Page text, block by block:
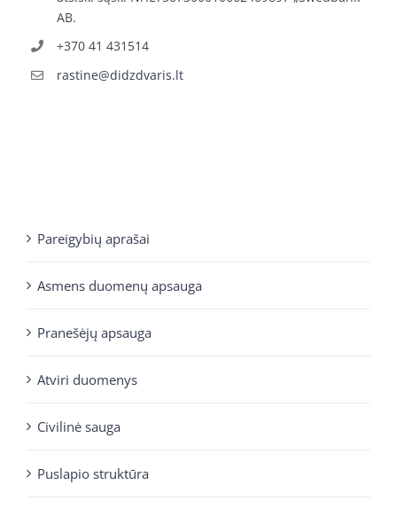
AB.
+370 41 431514
rastine@didzdvaris.lt
Pareigybių aprašai
Asmens duomenų apsauga
Pranešėjų apsauga
Atviri duomenys
Civilinė sauga
Puslapio struktūra